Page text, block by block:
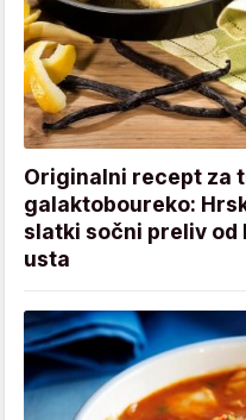
Originalni recept za
galaktoboureko:
slatki sočni preliv od
usta